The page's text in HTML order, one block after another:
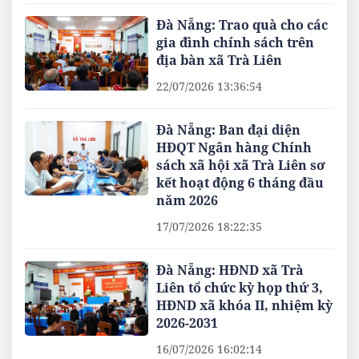
Đà Nẵng: Trao quà cho các
gia đình chính sách trên
địa bàn xã Trà Liên
22/07/2026 13:36:54
Đà Nẵng: Ban đại diện
HĐQT Ngân hàng Chính
sách xã hội xã Trà Liên sơ
kết hoạt động 6 tháng đầu
năm 2026
17/07/2026 18:22:35
Đà Nẵng: HĐND xã Trà
Liên tổ chức kỳ họp thứ 3,
HĐND xã khóa II, nhiệm kỳ
2026-2031
16/07/2026 16:02:14